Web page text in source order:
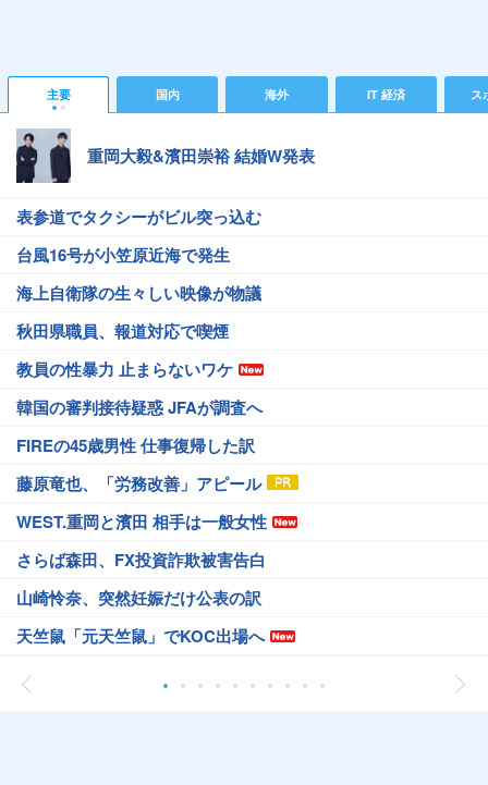
主要 国内 海外 IT 経済 ス
重岡大毅&濱田崇裕 結婚W発表
表参道でタクシーがビル突っ込む
台風16号が小笠原近海で発生
海上自衛隊の生々しい映像が物議
秋田県職員、報道対応で喫煙
教員の性暴力 止まらないワケ
韓国の審判接待疑惑 JFAが調査へ
FIREの45歳男性 仕事復帰した訳
藤原竜也、「労務改善」アピール
WEST.重岡と濱田 相手は一般女性
さらば森田、FX投資詐欺被害告白
山崎怜奈、突然妊娠だけ公表の訳
天竺鼠「元天竺鼠」でKOC出場へ